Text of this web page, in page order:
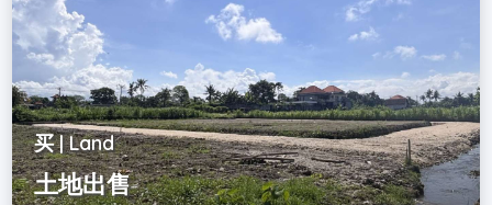
买 | Land
土地出售